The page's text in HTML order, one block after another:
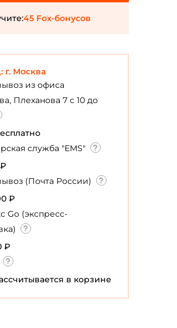
45 Fox-бонусов
г. Москва
из офиса
Плеханова 7 с 10 до
служба "EMS"
(Почта России)
₽
Go (экспресс-
₽
в корзине